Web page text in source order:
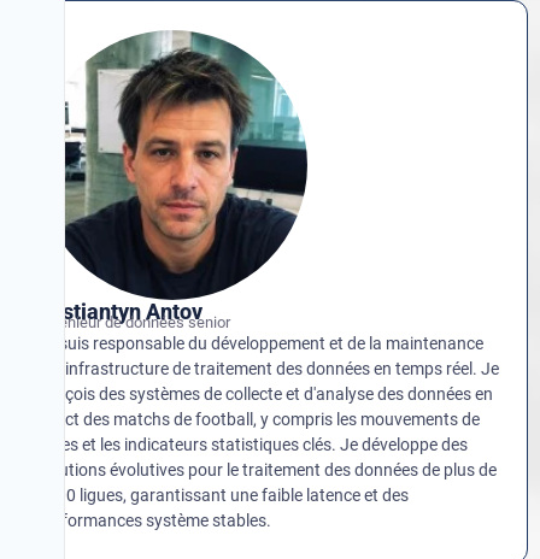
Kostiantyn Antov
Ingénieur de données senior
Je suis responsable du développement et de la maintenance
de l'infrastructure de traitement des données en temps réel. Je
conçois des systèmes de collecte et d'analyse des données en
direct des matchs de football, y compris les mouvements de
cotes et les indicateurs statistiques clés. Je développe des
solutions évolutives pour le traitement des données de plus de
2500 ligues, garantissant une faible latence et des
performances système stables.